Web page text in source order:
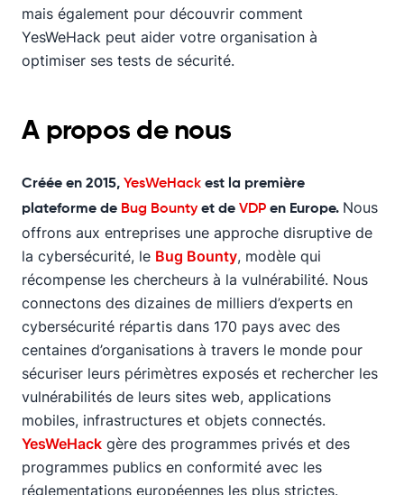
mais également pour découvrir comment
YesWeHack peut aider votre organisation à
optimiser ses tests de sécurité.
A propos de nous
Créée en 2015, YesWeHack est la première
plateforme de Bug Bounty et de VDP en Europe. Nous
offrons aux entreprises une approche disruptive de
la cybersécurité, le Bug Bounty, modèle qui
récompense les chercheurs à la vulnérabilité. Nous
connectons des dizaines de milliers d’experts en
cybersécurité répartis dans 170 pays avec des
centaines d’organisations à travers le monde pour
sécuriser leurs périmètres exposés et rechercher les
vulnérabilités de leurs sites web, applications
mobiles, infrastructures et objets connectés.
YesWeHack gère des programmes privés et des
programmes publics en conformité avec les
réglementations européennes les plus strictes.